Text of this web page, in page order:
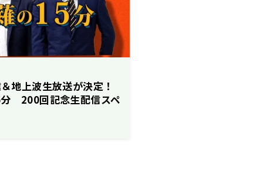
地上波生放送が決定！
分 200回記念生配信スペ
ゲストに 11/3（金）26
スタート！